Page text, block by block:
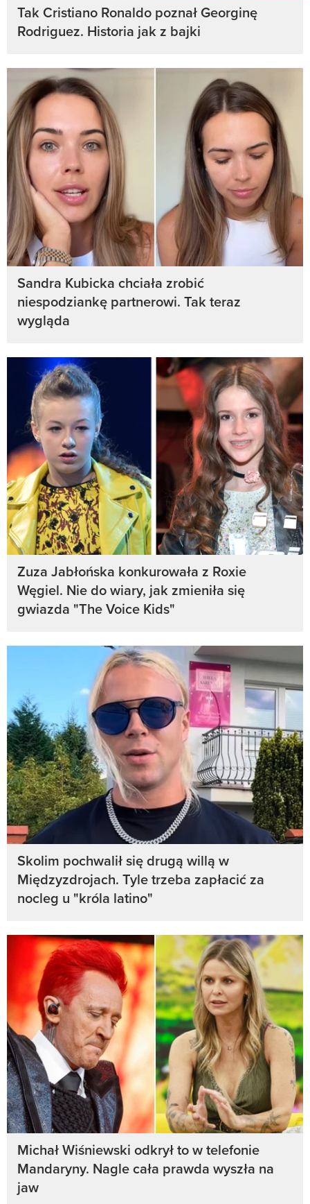
Tak Cristiano Ronaldo poznał Georginę
Rodriguez. Historia jak z bajki
Sandra Kubicka chciała zrobić
niespodziankę partnerowi. Tak teraz
wygląda
Zuza Jabłońska konkurowała z Roxie
Węgiel. Nie do wiary, jak zmieniła się
gwiazda "The Voice Kids"
Skolim pochwalił się drugą willą w
Międzyzdrojach. Tyle trzeba zapłacić za
nocleg u "króla latino"
Michał Wiśniewski odkrył to w telefonie
Mandaryny. Nagle cała prawda wyszła na
jaw